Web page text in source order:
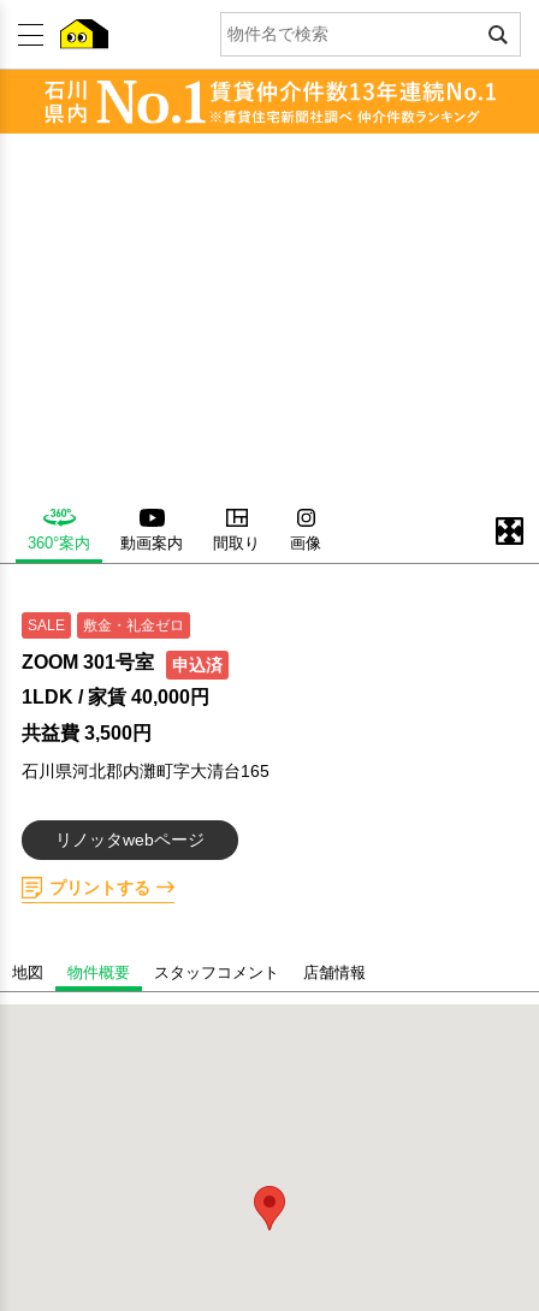
360°案内 動画案内 間取り 画像
SALE 敷金・礼金ゼロ
ZOOM 301号室 申込済
1LDK / 家賃 40,000円
共益費 3,500円
石川県河北郡内灘町字大清台165
リノッタwebページ
プリントする
地図 物件概要 スタッフコメント 店舗情報